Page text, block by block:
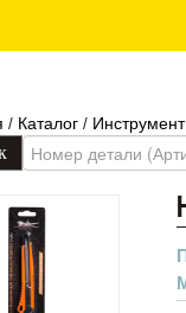
/ Каталог / Инструмент